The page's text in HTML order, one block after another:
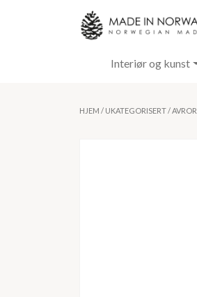
Interiør og kunst
HJEM / UKATEGORISERT/